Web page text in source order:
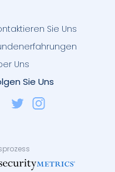
Sie Uns
Uns
Sie Uns